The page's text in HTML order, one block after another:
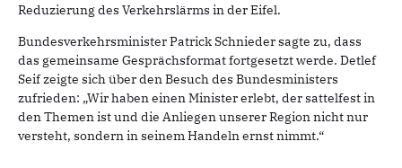
Reduzierung des Verkehrslärms in der Eifel.
Bundesverkehrsminister Patrick Schnieder sagte zu, dass
das gemeinsame Gesprächsformat fortgesetzt werde. Detlef
Seif zeigte sich über den Besuch des Bundesministers
zufrieden: „Wir haben einen Minister erlebt, der sattelfest in
den Themen ist und die Anliegen unserer Region nicht nur
versteht, sondern in seinem Handeln ernst nimmt.“